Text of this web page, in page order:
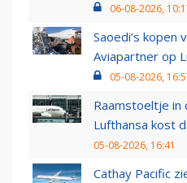
06-08-2026,
Saoedi’s kopen
Aviapartner op
05-08-2026,
Raamstoeltje in
Lufthansa kost
05-08-2026, 16:41
Cathay Pacific